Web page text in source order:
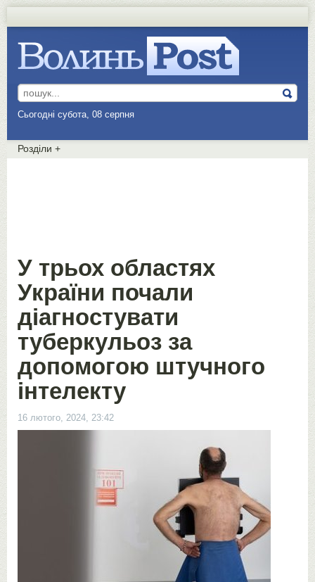
Сьогодні субота, 08 серпня
Розділи +
У трьох областях
України почали
діагностувати
туберкульоз за
допомогою штучного
інтелекту
16 лютого, 2024, 23:42